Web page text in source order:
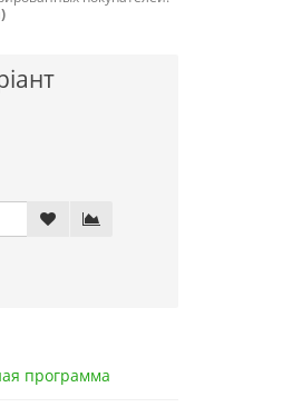
программа